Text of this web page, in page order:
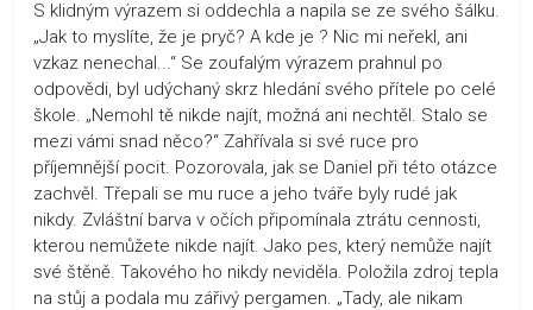
S klidným výrazem si oddechla a napila se ze svého šálku.
„Jak to myslíte, že je pryč? A kde je ? Nic mi neřekl, ani
vzkaz nenechal...“ Se zoufalým výrazem prahnul po
odpovědi, byl udýchaný skrz hledání svého přítele po celé
škole. „Nemohl tě nikde najít, možná ani nechtěl. Stalo se
mezi vámi snad něco?“ Zahřívala si své ruce pro
příjemnější pocit. Pozorovala, jak se Daniel při této otázce
zachvěl. Třepali se mu ruce a jeho tváře byly rudé jak
nikdy. Zvláštní barva v očích připomínala ztrátu cennosti,
kterou nemůžete nikde najít. Jako pes, který nemůže najít
své štěně. Takového ho nikdy neviděla. Položila zdroj tepla
na stůj a podala mu zářivý pergamen. „Tady, ale nikam